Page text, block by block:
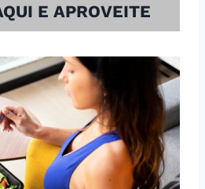
E APROVEITE